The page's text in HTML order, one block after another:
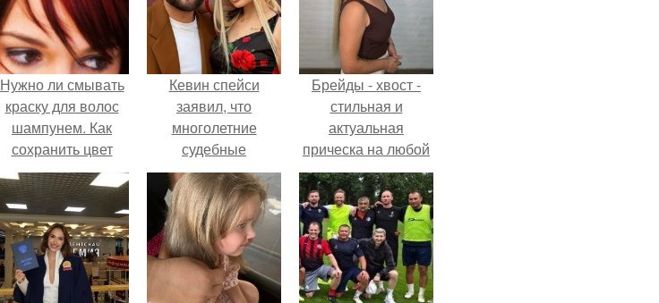
Нужно ли смывать
краску для волос
шампунем. Как
сохранить цвет
окрашенных волос
надолго – советы
Кевин спейси
заявил, что
многолетние
судебные
разбирательства
практически
уничтожили его
состояние.
Брейды - хвост -
стильная и
актуальная
прическа на любой
случай.